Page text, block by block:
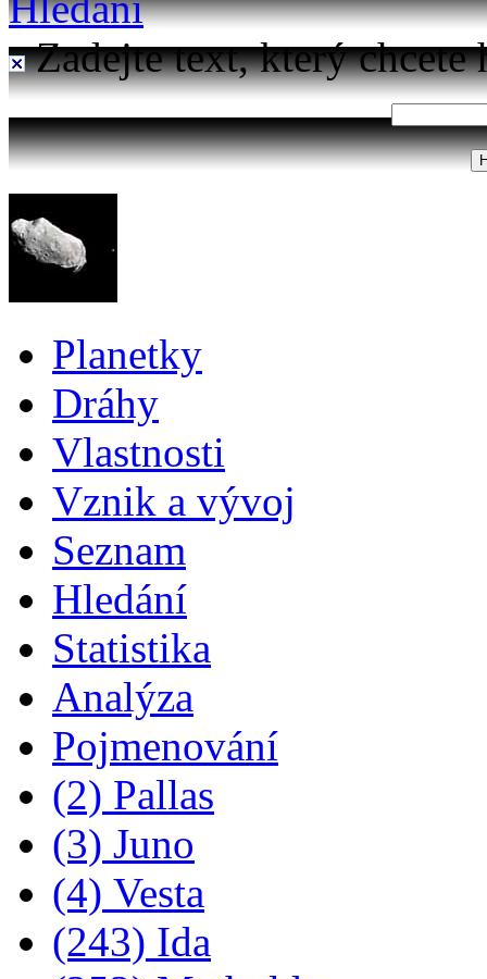
Zadejte text, který chcete
Planetky
Dráhy
Vlastnosti
Vznik a vývoj
Seznam
Hledání
Statistika
Analýza
Pojmenování
(2) Pallas
(3) Juno
(4) Vesta
(243) Ida